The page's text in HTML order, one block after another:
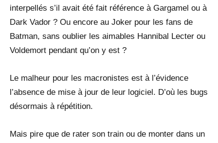
interpellés s’il avait été fait référence à Gargamel ou à
Dark Vador ? Ou encore au Joker pour les fans de
Batman, sans oublier les aimables Hannibal Lecter ou
Voldemort pendant qu’on y est ?
Le malheur pour les macronistes est à l’évidence
l’absence de mise à jour de leur logiciel. D’où les bugs
désormais à répétition.
Mais pire que de rater son train ou de monter dans un